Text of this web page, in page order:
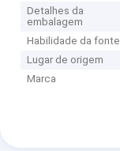
Detalhes da
embalagem
Habilidade da fonte
Lugar de origem
Marca